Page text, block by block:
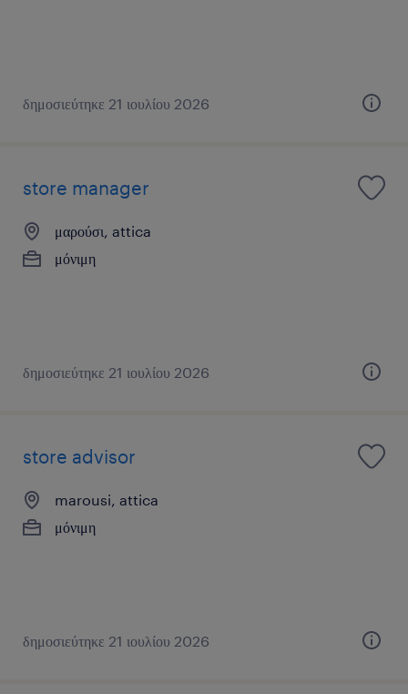
δημοσιεύτηκε 21 ιουλίου 2026
store manager
μαρούσι, attica
μόνιμη
δημοσιεύτηκε 21 ιουλίου 2026
store advisor
marousi, attica
μόνιμη
δημοσιεύτηκε 21 ιουλίου 2026